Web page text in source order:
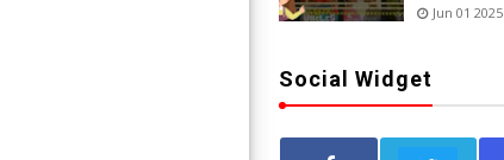
Jun 01 2025
Social Widget